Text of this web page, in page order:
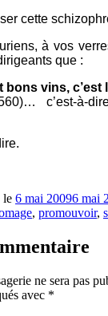
cette
à vos
que :
bons vins, c’est
c’est-à-
le 6 mai 20096 mai
, promouvoir,
ne sera pas
avec *